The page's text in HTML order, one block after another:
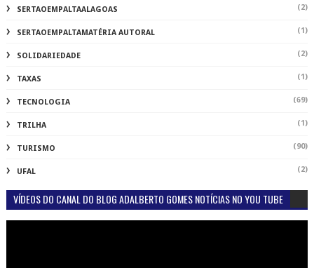
SERTAOEMPALTAALAGOAS (2)
SERTAOEMPALTAMATÉRIA AUTORAL (1)
SOLIDARIEDADE (2)
TAXAS (1)
TECNOLOGIA (69)
TRILHA (1)
TURISMO (90)
UFAL (2)
VÍDEOS DO CANAL DO BLOG ADALBERTO GOMES NOTÍCIAS NO YOU TUBE